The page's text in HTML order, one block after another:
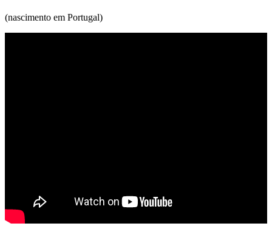
(nascimento em Portugal)